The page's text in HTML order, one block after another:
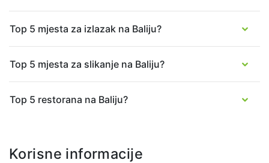
Top 5 mjesta za izlazak na Baliju?
Top 5 mjesta za slikanje na Baliju?
Top 5 restorana na Baliju?
Korisne informacije